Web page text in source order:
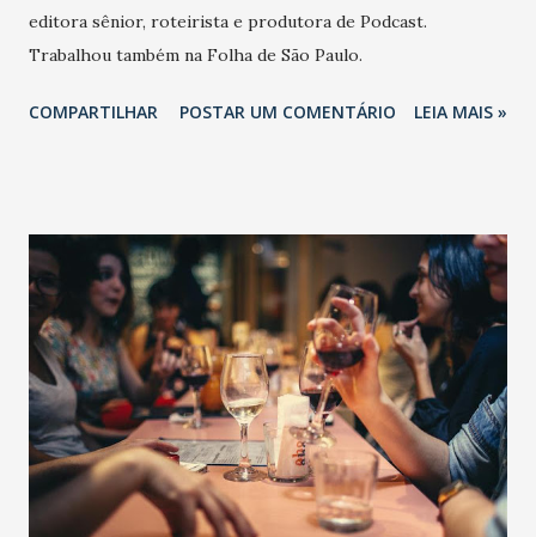
editora sênior, roteirista e produtora de Podcast.
Trabalhou também na Folha de São Paulo.
COMPARTILHAR POSTAR UM COMENTÁRIO LEIA MAIS »